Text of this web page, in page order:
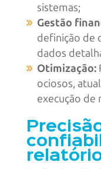
sistemas;
Gestão
definição de
dados
Otimização:
ociosos,
execução de